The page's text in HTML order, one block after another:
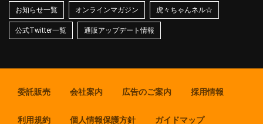
お知らせ一覧 オンラインマガジン 虎々ちゃんネル☆
公式Twitter一覧 通販アップデート情報
委託販売 会社案内 広告のご案内 採用情報
利用規約 個人情報保護方針 ガイドマップ